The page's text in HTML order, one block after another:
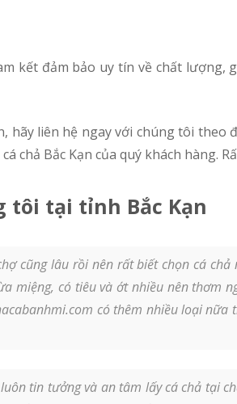
chả Bắc Kạn của quý khách hàng.
tôi tại tỉnh Bắc Kạn
cũng lâu rồi nên rất biết chọn cá
miệng, có tiêu và ớt nhiều nên thơm
có thêm nhiều loại nữa
tin tưởng và an tâm lấy cá chả tại